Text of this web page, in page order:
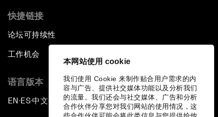
本网站使用 cookie
我们使用 Cookie 来制作贴合用户需求的内
容与广告、提供社交媒体功能以及分析我们
的流量。我们还会与社交媒体、广告和分析
合作伙伴分享您对我们网站的使用情况，这
快捷链接
论坛可持续性
工作机会
语言版本
EN ▪ES▪中文▪ 日本語